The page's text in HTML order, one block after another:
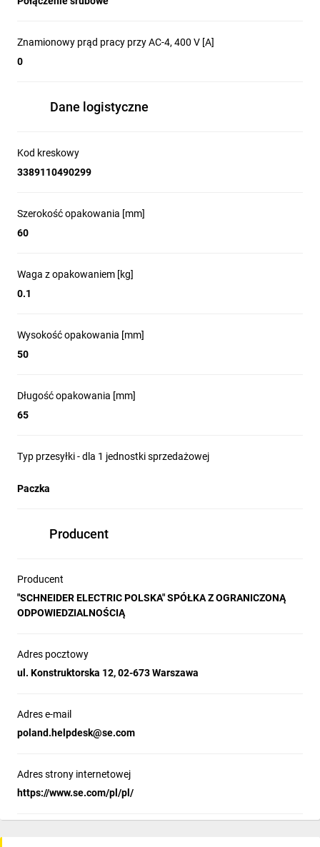
Znamionowy prąd pracy przy AC-4, 400 V [A]
0
Dane logistyczne
Kod kreskowy
3389110490299
Szerokość opakowania [mm]
60
Waga z opakowaniem [kg]
0.1
Wysokość opakowania [mm]
50
Długość opakowania [mm]
65
Typ przesyłki - dla 1 jednostki sprzedażowej
Paczka
Producent
Producent
"SCHNEIDER ELECTRIC POLSKA" SPÓŁKA Z OGRANICZONĄ
ODPOWIEDZIALNOŚCIĄ
Adres pocztowy
ul. Konstruktorska 12, 02-673 Warszawa
Adres e-mail
poland.helpdesk@se.com
Adres strony internetowej
https://www.se.com/pl/pl/